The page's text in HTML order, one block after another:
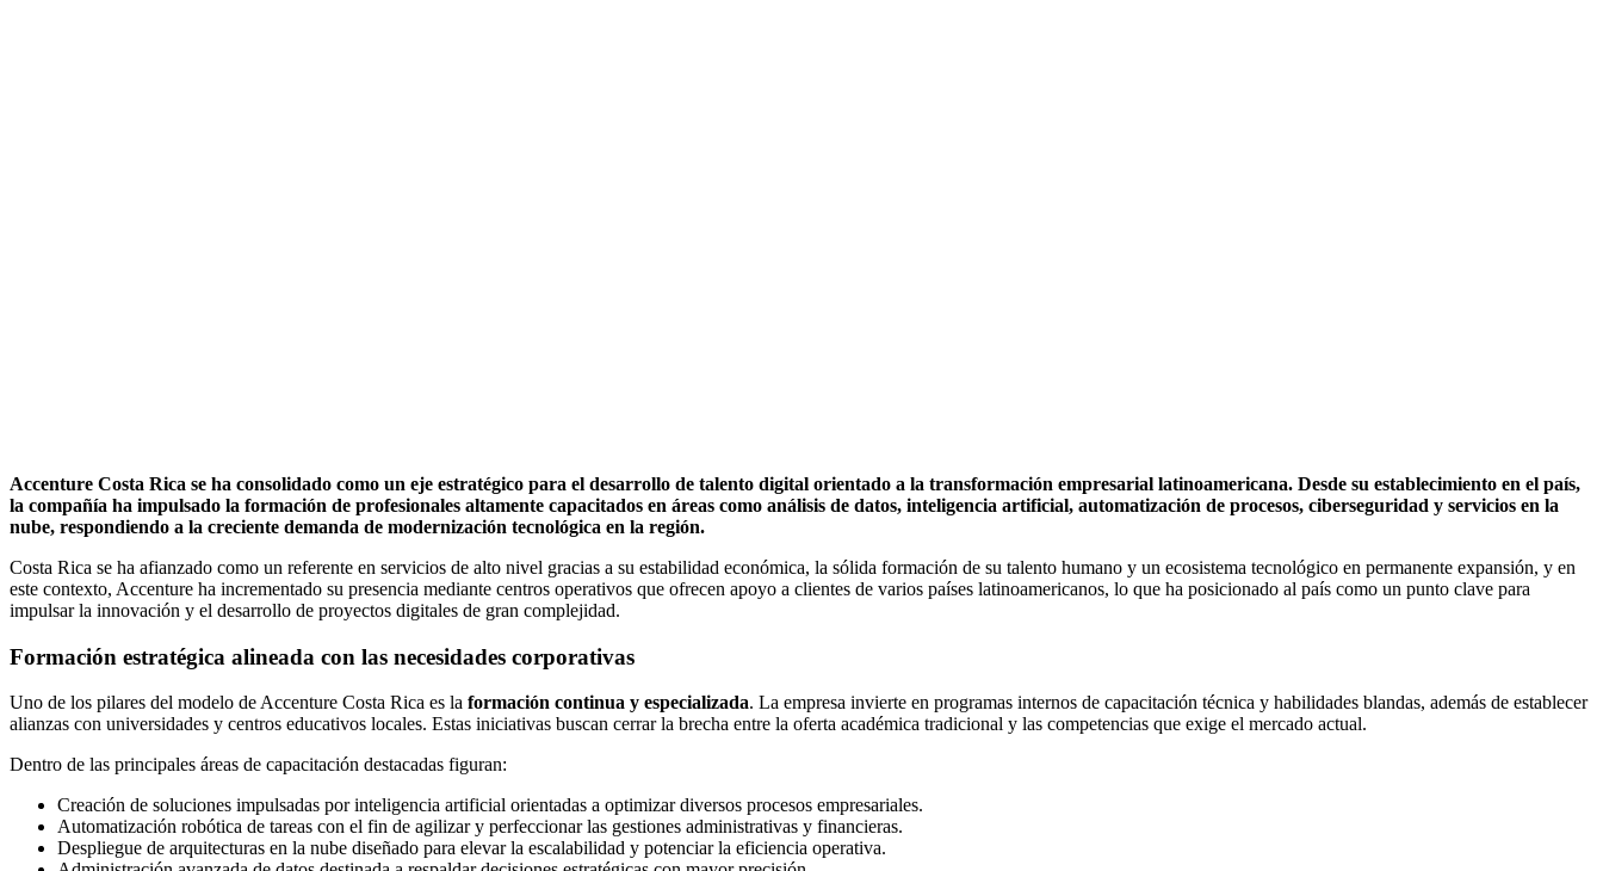
Accenture Costa Rica se ha consolidado como un eje estratégico para el desarrollo de talento digital orientado a la transformación empresarial latinoamericana. Desde su establecimiento en el país,
la compañía ha impulsado la formación de profesionales altamente capacitados en áreas como análisis de datos, inteligencia artificial, automatización de procesos, ciberseguridad y servicios en la
nube, respondiendo a la creciente demanda de modernización tecnológica en la región.
Costa Rica se ha afianzado como un referente en servicios de alto nivel gracias a su estabilidad económica, la sólida formación de su talento humano y un ecosistema tecnológico en permanente expansión, y en
este contexto, Accenture ha incrementado su presencia mediante centros operativos que ofrecen apoyo a clientes de varios países latinoamericanos, lo que ha posicionado al país como un punto clave para
impulsar la innovación y el desarrollo de proyectos digitales de gran complejidad.
Formación estratégica alineada con las necesidades corporativas
Uno de los pilares del modelo de Accenture Costa Rica es la formación continua y especializada. La empresa invierte en programas internos de capacitación técnica y habilidades blandas, además de establecer
alianzas con universidades y centros educativos locales. Estas iniciativas buscan cerrar la brecha entre la oferta académica tradicional y las competencias que exige el mercado actual.
Dentro de las principales áreas de capacitación destacadas figuran:
Creación de soluciones impulsadas por inteligencia artificial orientadas a optimizar diversos procesos empresariales.
Automatización robótica de tareas con el fin de agilizar y perfeccionar las gestiones administrativas y financieras.
Despliegue de arquitecturas en la nube diseñado para elevar la escalabilidad y potenciar la eficiencia operativa.